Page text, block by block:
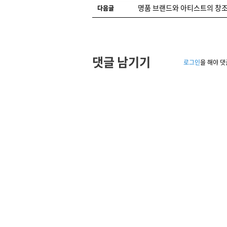
다음글 명품 브랜드와 아티스트의 창
댓글 남기기 로그인을 해야